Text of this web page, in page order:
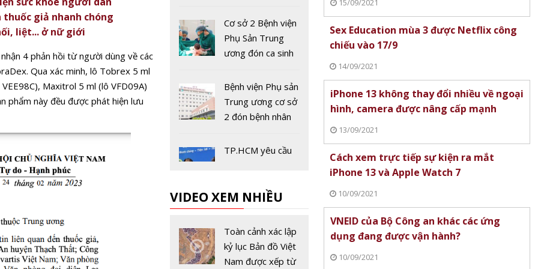
giả nhanh chóng
liệt... ở nữ giới
4 phản hồi từ người dùng về các
Qua xác minh, lô Tobrex 5 ml
Maxitrol 5 ml (lô VFD09A)
phẩm này đều được phát hiện lưu
Cơ sở 2 Bệnh viện
Phụ Sản Trung
ương đón ca sinh
Bệnh viện Phụ sản
Trung ương cơ sở
2 đón bệnh nhân
TP.HCM yêu cầu
trước 31/10
khóa học tiền hôn
nhân và ứng dụng
nền tảng số
VIDEO XEM NHIỀU
Toàn cảnh xác lập
kỷ lục Bản đồ Việt
Nam được xếp từ
15/09/2021
Sex Education mùa 3 được Netflix công
chiếu vào 17/9
14/09/2021
iPhone 13 không thay đổi nhiều về ngoại
hình, camera được nâng cấp mạnh
13/09/2021
Cách xem trực tiếp sự kiện ra mắt
iPhone 13 và Apple Watch 7
10/09/2021
VNEID của Bộ Công an khác các ứng
dụng đang được vận hành?
10/09/2021